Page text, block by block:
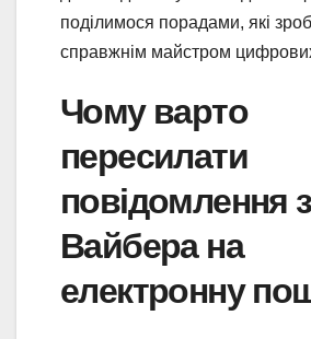
поділимося порадами, які
справжнім майстром
Чому варто
пересилати
повідомлення з
Вайбера на
електронну